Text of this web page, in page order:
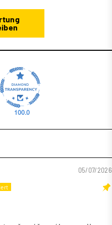
100.0
05/07/2026